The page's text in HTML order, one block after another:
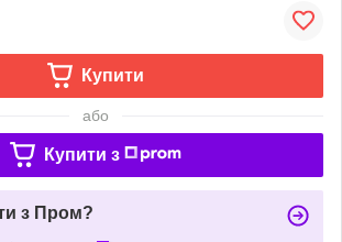
Купити
або
Купити з
з Пром?